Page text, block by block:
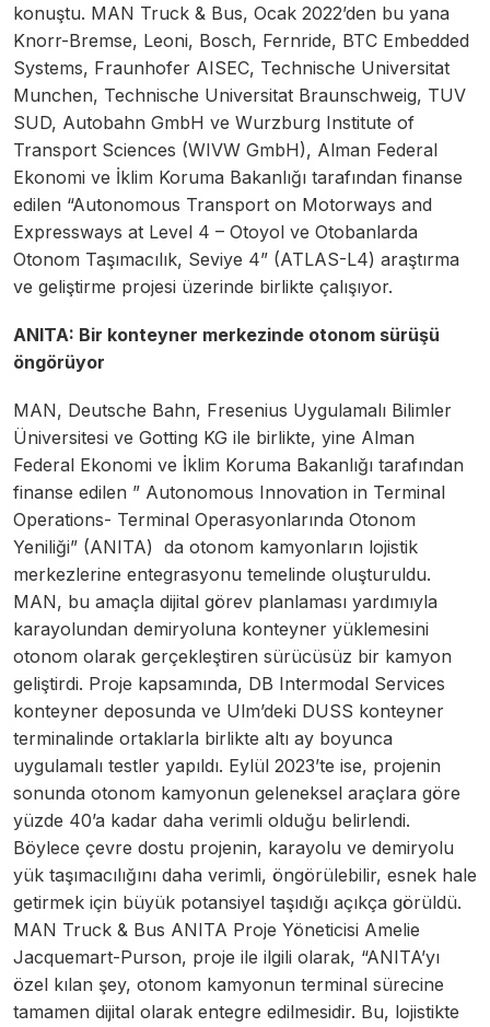
konuştu. MAN Truck & Bus, Ocak 2022’den bu yana
Knorr-Bremse, Leoni, Bosch, Fernride, BTC Embedded
Systems, Fraunhofer AISEC, Technische Universitat
Munchen, Technische Universitat Braunschweig, TUV
SUD, Autobahn GmbH ve Wurzburg Institute of
Transport Sciences (WIVW GmbH), Alman Federal
Ekonomi ve İklim Koruma Bakanlığı tarafından finanse
edilen “Autonomous Transport on Motorways and
Expressways at Level 4 – Otoyol ve Otobanlarda
Otonom Taşımacılık, Seviye 4” (ATLAS-L4) araştırma
ve geliştirme projesi üzerinde birlikte çalışıyor.
ANITA: Bir konteyner merkezinde otonom sürüşü
öngörüyor
MAN, Deutsche Bahn, Fresenius Uygulamalı Bilimler
Üniversitesi ve Gotting KG ile birlikte, yine Alman
Federal Ekonomi ve İklim Koruma Bakanlığı tarafından
finanse edilen ” Autonomous Innovation in Terminal
Operations- Terminal Operasyonlarında Otonom
Yeniliği” (ANITA) da otonom kamyonların lojistik
merkezlerine entegrasyonu temelinde oluşturuldu.
MAN, bu amaçla dijital görev planlaması yardımıyla
karayolundan demiryoluna konteyner yüklemesini
otonom olarak gerçekleştiren sürücüsüz bir kamyon
geliştirdi. Proje kapsamında, DB Intermodal Services
konteyner deposunda ve Ulm’deki DUSS konteyner
terminalinde ortaklarla birlikte altı ay boyunca
uygulamalı testler yapıldı. Eylül 2023’te ise, projenin
sonunda otonom kamyonun geleneksel araçlara göre
yüzde 40’a kadar daha verimli olduğu belirlendi.
Böylece çevre dostu projenin, karayolu ve demiryolu
yük taşımacılığını daha verimli, öngörülebilir, esnek hale
getirmek için büyük potansiyel taşıdığı açıkça görüldü.
MAN Truck & Bus ANITA Proje Yöneticisi Amelie
Jacquemart-Purson, proje ile ilgili olarak, “ANITA’yı
özel kılan şey, otonom kamyonun terminal sürecine
tamamen dijital olarak entegre edilmesidir. Bu, lojistikte